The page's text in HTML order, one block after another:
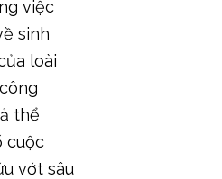
việc
sinh
loài
thể
cuộc
vớt sâu